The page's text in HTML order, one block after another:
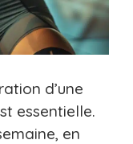
d’une
essentielle.
en